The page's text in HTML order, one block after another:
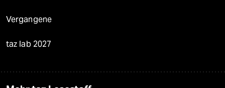
Vergangene
taz lab 2027